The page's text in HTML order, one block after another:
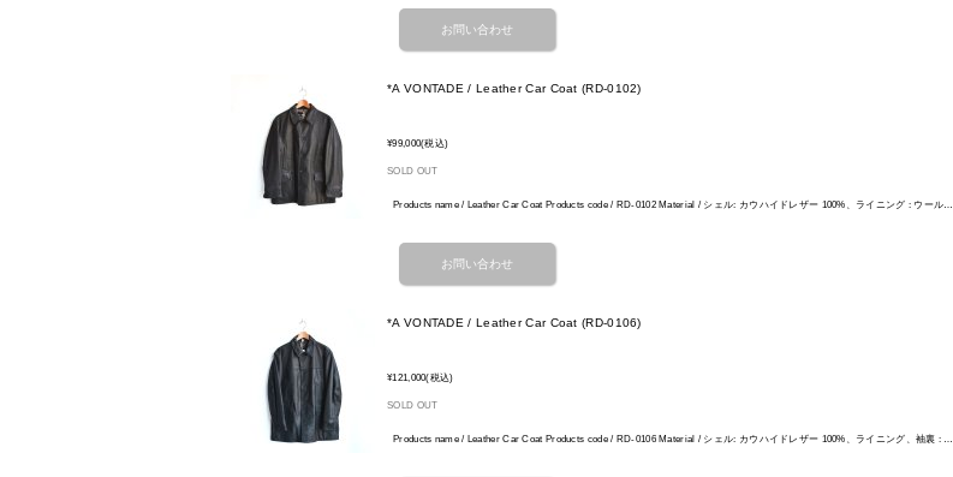
*A VONTADE / Leather Car Coat (RD-0102)
¥99,000(税込)
SOLD OUT
Products name / Leather Car Coat Products code / RD-0102 Material / シェル: カウハイドレザー 100%、ライニング : ウール…
*A VONTADE / Leather Car Coat (RD-0106)
¥121,000(税込)
SOLD OUT
Products name / Leather Car Coat Products code / RD-0106 Material / シェル: カウハイドレザー 100%、ライニング、袖裏 : …